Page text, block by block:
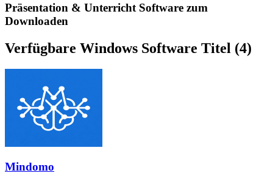
Präsentation & Unterricht Software zum
Downloaden
Verfügbare Windows Software Titel (4)
Mindomo